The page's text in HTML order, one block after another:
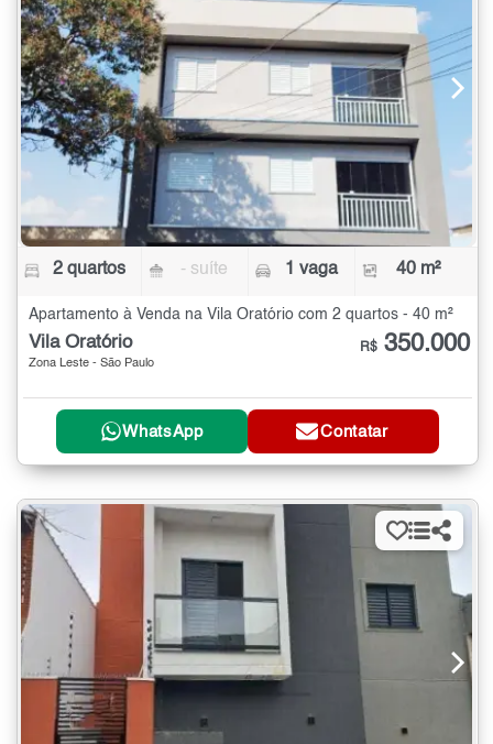
2 quartos - suíte 1 vaga 40 m²
Apartamento à Venda na Vila Oratório com 2 quartos - 40 m²
Vila Oratório
Zona Leste - São Paulo
R$ 350.000
WhatsApp Contatar